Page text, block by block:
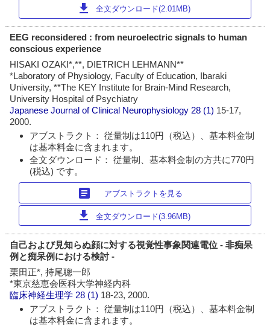
download 全文ダウンロード(2.01MB)
EEG reconsidered : from neuroelectric signals to human
conscious experience
HISAKI OZAKI*,**, DIETRICH LEHMANN**
*Laboratory of Physiology, Faculty of Education, Ibaraki
University, **The KEY Institute for Brain-Mind Research,
University Hospital of Psychiatry
Japanese Journal of Clinical Neurophysiology 28 (1) 15-17,
2000.
アブストラクト： 従量制は110円（税込）、基本料金制
は基本料金に含まれます。
全文ダウンロード： 従量制、基本料金制の方共に770円
(税込) です。
article アブストラクトを見る
download 全文ダウンロード(3.96MB)
自己および見知らぬ顔に対する視覚性事象関連電位 - 非痴呆
例と痴呆例における検討 -
栗田正*, 持尾聰一郎
*東京慈恵会医科大学神経内科
臨床神経生理学 28 (1) 18-23, 2000.
アブストラクト： 従量制は110円（税込）、基本料金制
は基本料金に含まれます。